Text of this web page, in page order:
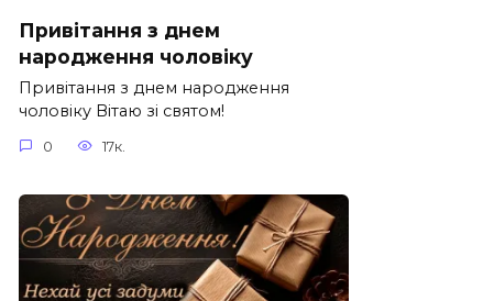
Привітання з днем
народження чоловіку
Привітання з днем народження
чоловіку Вітаю зі святом!
0 17к.